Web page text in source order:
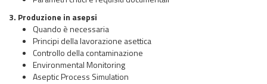
3. Produzione in asepsi
Quando è necessaria
Principi della lavorazione asettica
Controllo della contaminazione
Environmental Monitoring
Aseptic Process Simulation